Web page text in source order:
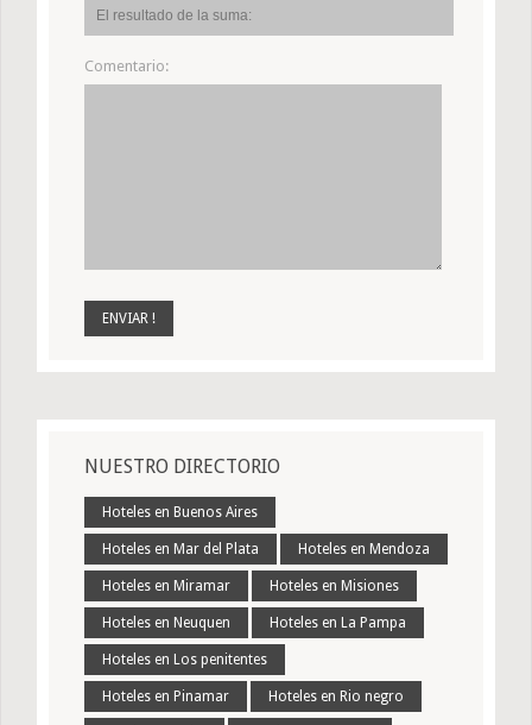
Comentario:
NUESTRO DIRECTORIO
Hoteles en Buenos Aires
Hoteles en Mar del Plata Hoteles en Mendoza
Hoteles en Miramar Hoteles en Misiones
Hoteles en Neuquen Hoteles en La Pampa
Hoteles en Los penitentes
Hoteles en Pinamar Hoteles en Rio negro